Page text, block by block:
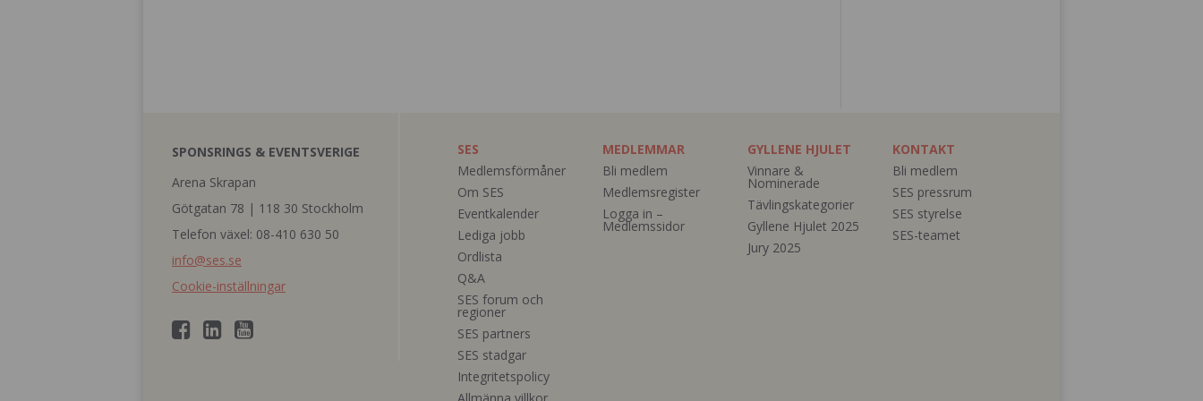
SPONSRINGS & EVENTSVERIGE
Arena Skrapan
Götgatan 78 | 118 30 Stockholm
Telefon växel: 08-410 630 50
info@ses.se
Cookie-inställningar
SES
Medlemsförmåner
Om SES
Eventkalender
Lediga jobb
Ordlista
Q&A
SES forum och
regioner
SES partners
SES stadgar
Integritetspolicy
Allmänna villkor
MEDLEMMAR
Bli medlem
Medlemsregister
Logga in –
Medlemssidor
GYLLENE HJULET
Vinnare &
Nominerade
Tävlingskategorier
Gyllene Hjulet 2025
Jury 2025
KONTAKT
Bli medlem
SES pressrum
SES styrelse
SES-teamet